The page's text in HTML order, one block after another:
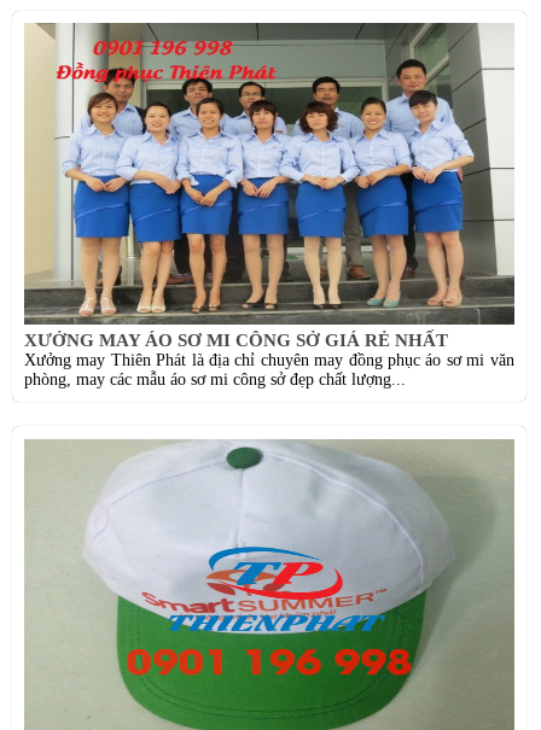
XƯỞNG MAY ÁO SƠ MI CÔNG SỞ GIÁ RẺ NHẤT
Xưởng may Thiên Phát là địa chỉ chuyên may đồng phục áo sơ mi văn
phòng, may các mẫu áo sơ mi công sở đẹp chất lượng...